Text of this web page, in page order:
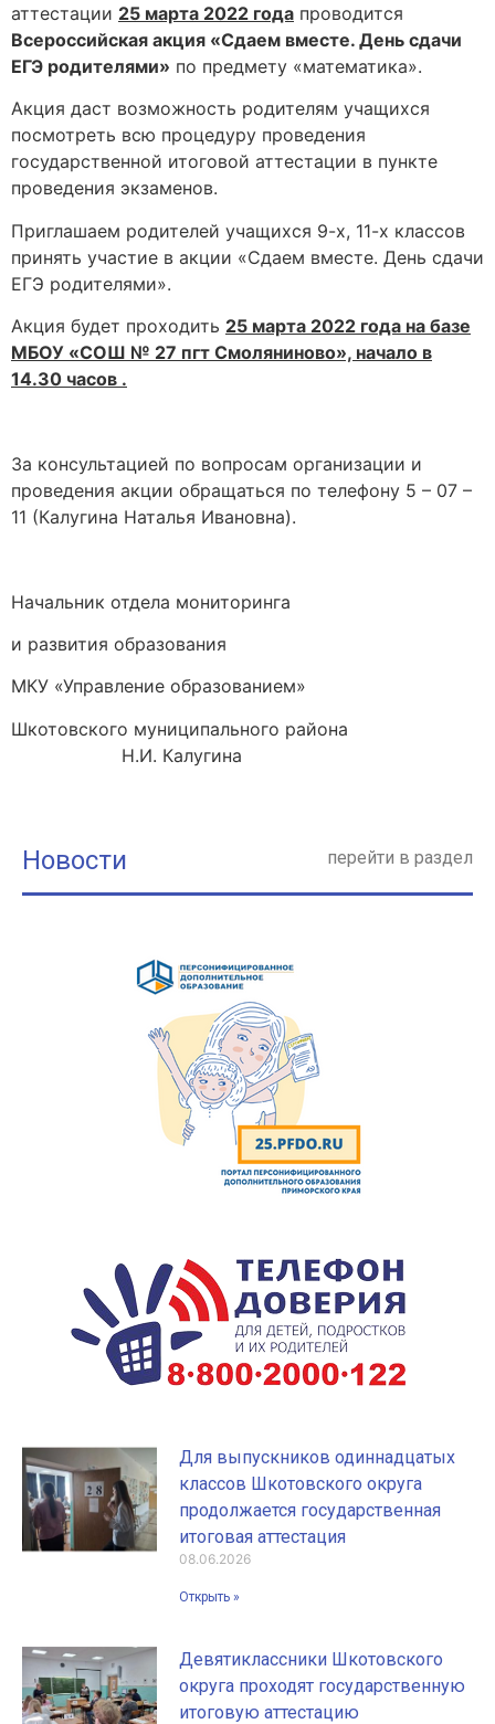
аттестации 25 марта 2022 года проводится
Всероссийская акция «Сдаем вместе. День сдачи
ЕГЭ родителями» по предмету «математика».
Акция даст возможность родителям учащихся
посмотреть всю процедуру проведения
государственной итоговой аттестации в пункте
проведения экзаменов.
Приглашаем родителей учащихся 9-х, 11-х классов
принять участие в акции «Сдаем вместе. День сдачи
ЕГЭ родителями».
Акция будет проходить 25 марта 2022 года на базе
МБОУ «СОШ № 27 пгт Смоляниново», начало в
14.30 часов .
За консультацией по вопросам организации и
проведения акции обращаться по телефону 5 – 07 –
11 (Калугина Наталья Ивановна).
Начальник отдела мониторинга
и развития образования
МКУ «Управление образованием»
Шкотовского муниципального района
Н.И. Калугина
Новости перейти в раздел
Для выпускников одиннадцатых
классов Шкотовского округа
продолжается государственная
итоговая аттестация
08.06.2026
Открыть »
Девятиклассники Шкотовского
округа проходят государственную
итоговую аттестацию